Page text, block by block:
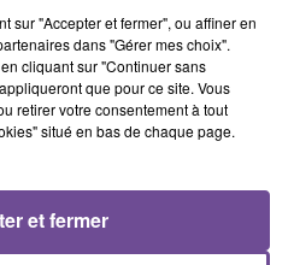
de nous donner votre accord
bouton ci-dessous.
l'élément
sur "Accepter et fermer", ou affiner en
dans "Gérer mes choix".
cliquant sur "Continuer sans
que pour ce site. Vous
retirer votre consentement à tout
situé en bas de chaque page.
et fermer